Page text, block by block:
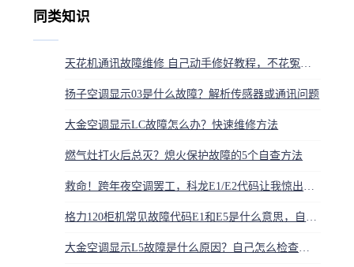
同类知识
扬子空调显示03是什么故障？解析传感器或通讯问题
大金空调显示LC故障怎么办？快速维修方法
燃气灶打火后总灭？熄火保护故障的5个自查方法